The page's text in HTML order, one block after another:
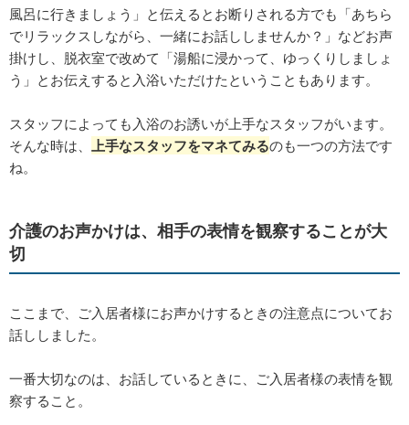
風呂に行きましょう」と伝えるとお断りされる方でも「あちら
でリラックスしながら、一緒にお話ししませんか？」などお声
掛けし、脱衣室で改めて「湯船に浸かって、ゆっくりしましょ
う」とお伝えすると入浴いただけたということもあります。
スタッフによっても入浴のお誘いが上手なスタッフがいます。
そんな時は、
上手なスタッフをマネてみるのも一つの方法です
ね。
介護のお声かけは、相手の表情を観察することが大
切
ここまで、ご入居者様にお声かけするときの注意点についてお
話ししました。
一番大切なのは、お話しているときに、ご入居者様の表情を観
察すること。